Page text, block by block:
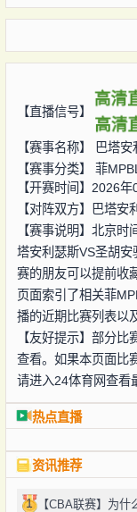
【直播信号】
高清
高清
【赛事名称】
巴塔
【赛事分类】 菲MPBL
【开赛时间】2026
【对阵双方】
巴塔安
【赛事说明】北京
塔安利瑟斯VS圣胡
赛的朋友可以提前收
页面索引了相关菲
播的近期比赛列表以
【友好提示】部分
查看。如果本页面比
请进入24体育网查看
热点直播
资讯推荐
1 【CBA联赛】为什